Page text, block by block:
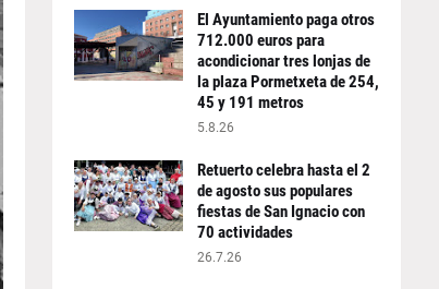
El Ayuntamiento paga otros
712.000 euros para
acondicionar tres lonjas de
la plaza Pormetxeta de 254,
45 y 191 metros
5.8.26
Retuerto celebra hasta el 2
de agosto sus populares
fiestas de San Ignacio con
70 actividades
26.7.26